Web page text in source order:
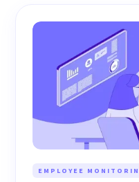
EMPLOYEE